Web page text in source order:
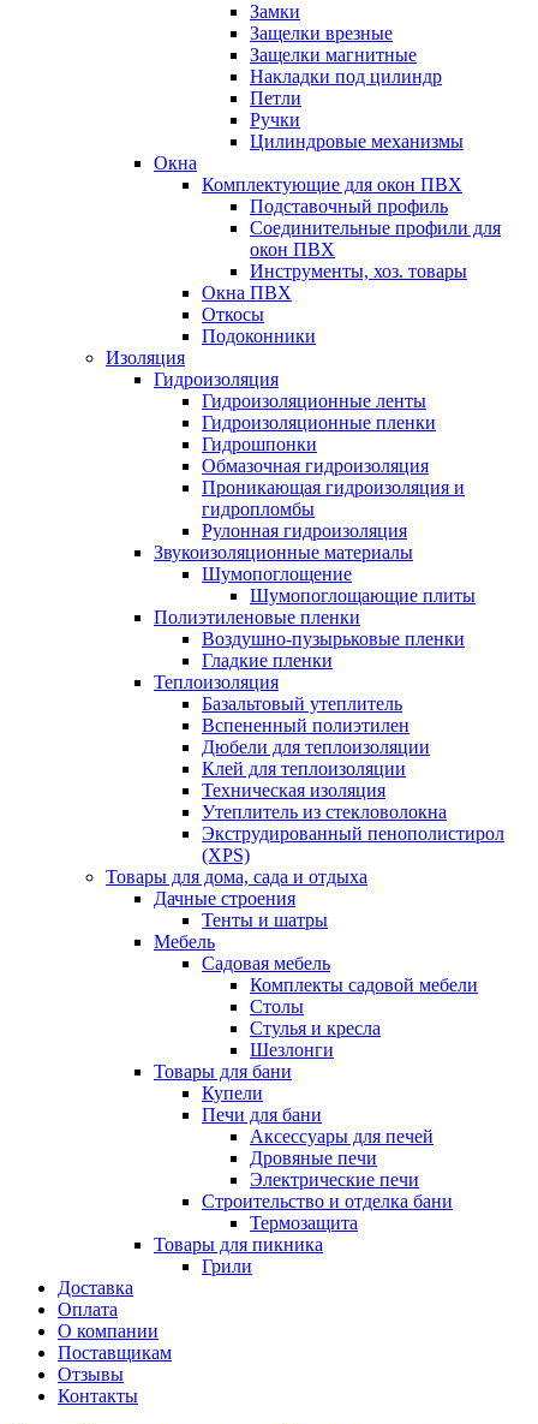
Замки
Защелки врезные
Защелки магнитные
Накладки под цилиндр
Петли
Ручки
Цилиндровые механизмы
Окна
Комплектующие для окон ПВХ
Подставочный профиль
Соединительные профили для
окон ПВХ
Инструменты, хоз. товары
Окна ПВХ
Откосы
Подоконники
Изоляция
Гидроизоляция
Гидроизоляционные ленты
Гидроизоляционные пленки
Гидрошпонки
Обмазочная гидроизоляция
Проникающая гидроизоляция и
гидропломбы
Рулонная гидроизоляция
Звукоизоляционные материалы
Шумопоглощение
Шумопоглощающие плиты
Полиэтиленовые пленки
Воздушно-пузырьковые пленки
Гладкие пленки
Теплоизоляция
Базальтовый утеплитель
Вспененный полиэтилен
Дюбели для теплоизоляции
Клей для теплоизоляции
Техническая изоляция
Утеплитель из стекловолокна
Экструдированный пенополистирол
(XPS)
Товары для дома, сада и отдыха
Дачные строения
Тенты и шатры
Мебель
Садовая мебель
Комплекты садовой мебели
Столы
Стулья и кресла
Шезлонги
Товары для бани
Купели
Печи для бани
Аксессуары для печей
Дровяные печи
Электрические печи
Строительство и отделка бани
Термозащита
Товары для пикника
Грили
Доставка
Оплата
О компании
Поставщикам
Отзывы
Контакты